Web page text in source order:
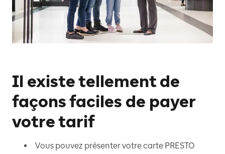
Il existe tellement de
façons faciles de payer
votre tarif
Vous pouvez présenter votre carte PRESTO